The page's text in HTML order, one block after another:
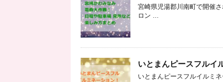
宮崎県児湯郡川南町で開催
ロン ...
いとまんピースフルイ
いとまんピースフルイルミ